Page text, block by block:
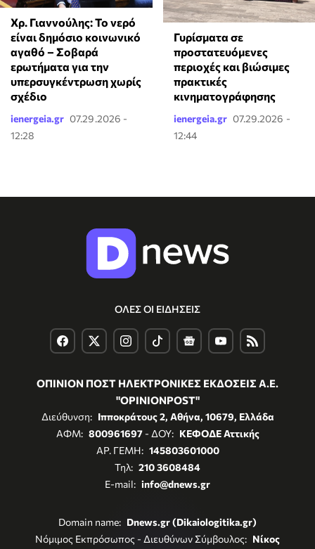
Χρ. Γιαννούλης: Το νερό
είναι δημόσιο κοινωνικό
αγαθό – Σοβαρά
ερωτήματα για την
υπερσυγκέντρωση χωρίς
σχέδιο
ienergeia.gr 07.29.2026 -
12:28
Γυρίσματα σε
προστατευόμενες
περιοχές και βιώσιμες
πρακτικές
κινηματογράφησης
ienergeia.gr 07.29.2026 -
12:44
ΟΛΕΣ ΟΙ ΕΙΔΗΣΕΙΣ
ΟΠΙΝΙΟΝ ΠΟΣΤ ΗΛΕΚΤΡΟΝΙΚΕΣ ΕΚΔΟΣΕΙΣ Α.Ε.
"OPINIONPOST"
Διεύθυνση: Ιπποκράτους 2, Αθήνα, 10679, Ελλάδα
ΑΦΜ: 800961697- ΔΟΥ: ΚΕΦΟΔΕ Αττικής
ΑΡ. ΓΕΜΗ: 145803601000
Τηλ: 210 3608484
E-mail: info@dnews.gr
Domain name: Dnews.gr (Dikaiologitika.gr)
Νόμιμος Εκπρόσωπος - Διευθύνων Σύμβουλος: Νίκος